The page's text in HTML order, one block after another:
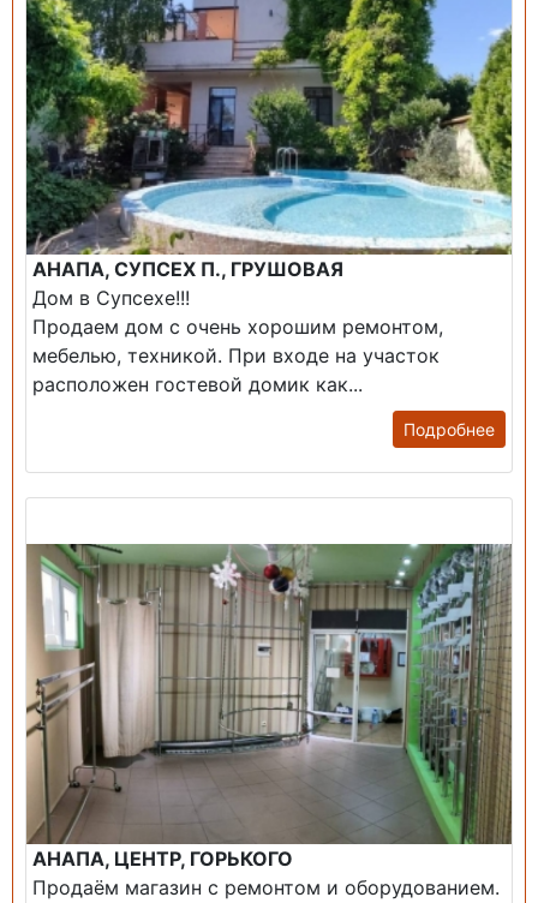
АНАПА, СУПСЕХ П., ГРУШОВАЯ
Дом в Супсехе!!!
Продаем дом с очень хорошим ремонтом,
мебелью, техникой. При входе на участок
расположен гостевой домик как...
Подробнее
АНАПА, ЦЕНТР, ГОРЬКОГО
Продаём магазин с ремонтом и оборудованием.